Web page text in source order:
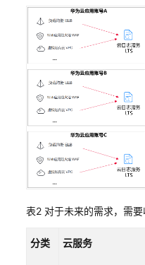
践
业
解
华
云
表2 对于未来的需求，需
分类 云服务